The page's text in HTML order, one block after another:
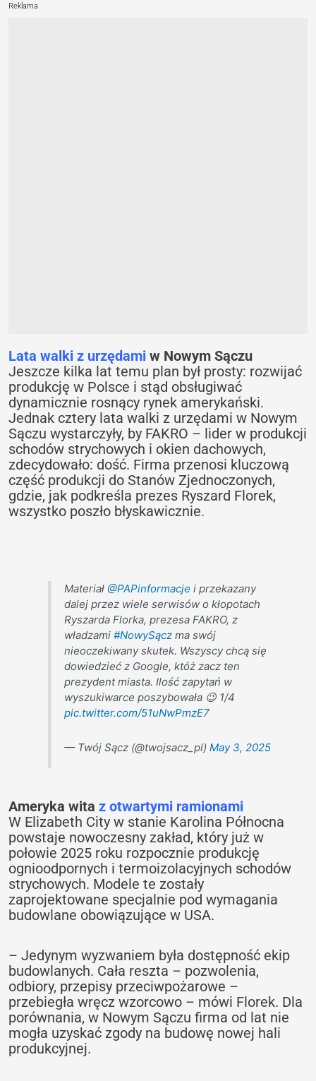
Reklama
Lata walki z urzędami w Nowym Sączu
Jeszcze kilka lat temu plan był prosty: rozwijać
produkcję w Polsce i stąd obsługiwać
dynamicznie rosnący rynek amerykański.
Jednak cztery lata walki z urzędami w Nowym
Sączu wystarczyły, by FAKRO – lider w produkcji
schodów strychowych i okien dachowych,
zdecydowało: dość. Firma przenosi kluczową
część produkcji do Stanów Zjednoczonych,
gdzie, jak podkreśla prezes Ryszard Florek,
wszystko poszło błyskawicznie.
Materiał @PAPinformacje i przekazany
dalej przez wiele serwisów o kłopotach
Ryszarda Florka, prezesa FAKRO, z
władzami #NowySączma swój
nieoczekiwany skutek. Wszyscy chcą się
dowiedzieć z Google, któż zacz ten
prezydent miasta. Ilość zapytań w
wyszukiwarce poszybowała 😉 1/4
pic.twitter.com/51uNwPmzE7
— Twój Sącz (@twojsacz_pl) May 3, 2025
Ameryka witaz otwartymi ramionami
W Elizabeth City w stanie Karolina Północna
powstaje nowoczesny zakład, który już w
połowie 2025 roku rozpocznie produkcję
ognioodpornych i termoizolacyjnych schodów
strychowych. Modele te zostały
zaprojektowane specjalnie pod wymagania
budowlane obowiązujące w USA.
– Jedynym wyzwaniem była dostępność ekip
budowlanych. Cała reszta – pozwolenia,
odbiory, przepisy przeciwpożarowe –
przebiegła wręcz wzorcowo – mówi Florek. Dla
porównania, w Nowym Sączu firma od lat nie
mogła uzyskać zgody na budowę nowej hali
produkcyjnej.